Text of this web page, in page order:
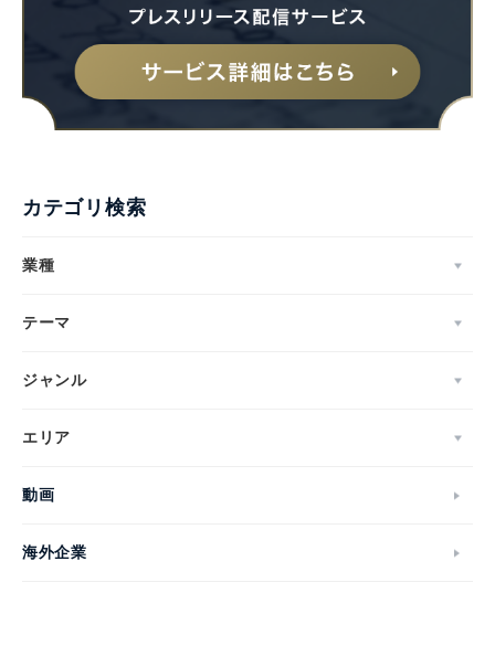
カテゴリ検索
業種
テーマ
ジャンル
エリア
動画
海外企業